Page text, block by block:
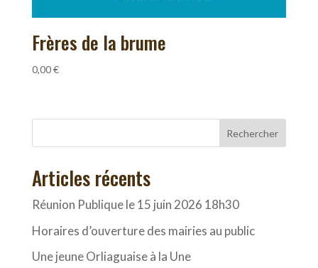
Frères de la brume
0,00€
Rechercher
Articles récents
Réunion Publique le 15 juin 2026 18h30
Horaires d’ouverture des mairies au public
Une jeune Orliaguaise à la Une